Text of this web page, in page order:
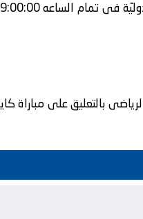
بالتعليق على مباراة